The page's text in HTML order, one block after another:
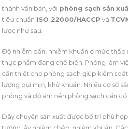
thành văn bản, với phòng sạch sản
tiêu chuẩn ISO 22000/HACCP và
lược như sau:
Độ nhiễm bẩn, nhiễm khuẩn ở mức thấp
thực phẩm đang chế biến. Phòng làm
cần thiết cho phòng sạch giúp kiểm
lượng bụi mịn, khử khuẩn. Nhiều cơ sở
phòng và độ ẩm nên phòng sạch cần
Dây chuyền sản xuất được bố trí phù
tượng lây nhiễm chéo, nhiễm khuẩn.